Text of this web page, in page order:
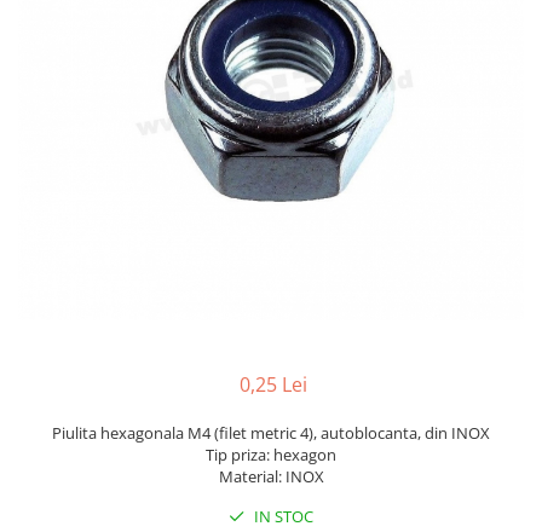
0,25 Lei
Piulita hexagonala M4 (filet metric 4), autoblocanta, din INOX
Tip priza: hexagon
Material: INOX
IN STOC